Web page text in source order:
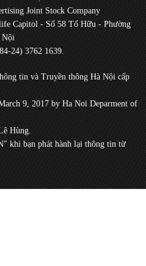
Joint Stock Company
Capitol - Số 58 Tố Hữu - Phường
Nội
24) 3762 1639.
tin và Truyền thông Hà Nội cấp
9, 2017 by Ha Noi Deparment of
Hùng.
khi bạn phát hành lại thông tin từ